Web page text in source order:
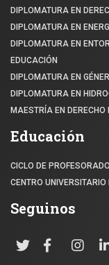
DIPLOMATURA EN
DIPLOMATURA EN
DIPLOMATURA EN
EDUCACIÓN
DIPLOMATURA EN
DIPLOMATURA EN
MAESTRÍA EN
Educación
CICLO DE
CENTRO UNIVERSITARIO
Seguinos